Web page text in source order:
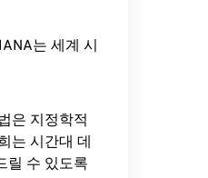
는 세계 시
은 지정학적
는 시간대 데
릴 수 있도록